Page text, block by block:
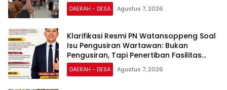
DAERAH - DESA Agustus 7, 2026
Klarifikasi Resmi PN Watansoppeng Soal
Isu Pengusiran Wartawan: Bukan
Pengusiran, Tapi Penertiban Fasilitas
PTSP
DAERAH - DESA Agustus 7, 2026